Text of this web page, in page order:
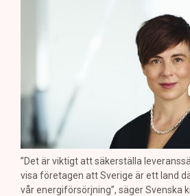
”Det är viktigt att säkerställa
visa företagen att Sverige är ett land
vår energiförsörjning”, säger Svenska